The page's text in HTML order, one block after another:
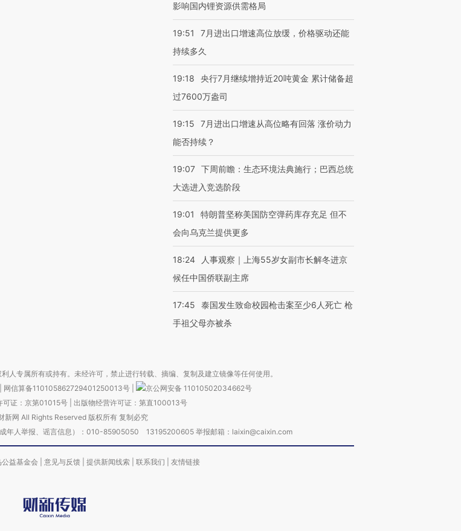
影响国内锂资源供需格局
19:51
7月进出口增速高位放缓，价格驱动还能
持续多久
19:18
央行7月继续增持近20吨黄金 累计储备超
过7600万盎司
19:15
7月进出口增速从高位略有回落 涨价动力
能否持续？
19:07 下周前瞻：生态环境法典施行；巴西总统
大选进入竞选阶段
19:01
特朗普坚称美国防空弹药库存充足 但不
会向乌克兰提供更多
18:24
人事观察｜上海55岁女副市长解冬进京
候任中国侨联副主席
17:45
泰国发生致命校园枪击案至少6人死亡 枪
手祖父母亦被杀
人专属所有或持有。未经许可，禁止进行转载、摘编、复制及建立镜像等任何使用。
网信算备110105862729401250013号
京公网安备 11010502034662号
可证：京第01015号| 出版物经营许可证：第直100013号
新网 All Rights Reserved 版权所有 复制必究
年人举报、谣言信息）：010-85905050 13195200605 举报邮箱：laixin@caixin.com
公益基金会 意见与反馈 提供新闻线索 联系我们 友情链接